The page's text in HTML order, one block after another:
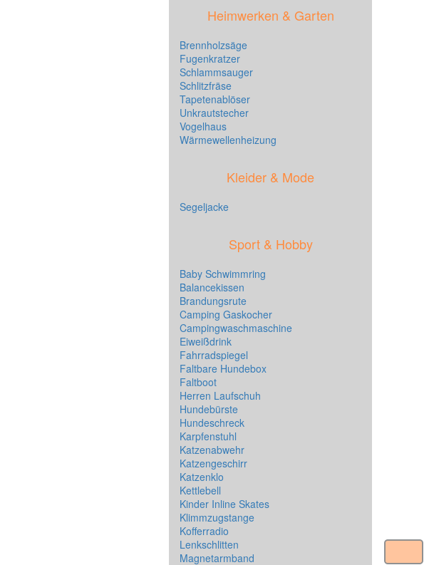
Heimwerken & Garten
Brennholzsäge
Fugenkratzer
Schlammsauger
Schlitzfräse
Tapetenablöser
Unkrautstecher
Vogelhaus
Wärmewellenheizung
Kleider & Mode
Segeljacke
Sport & Hobby
Baby Schwimmring
Balancekissen
Brandungsrute
Camping Gaskocher
Campingwaschmaschine
Eiweißdrink
Fahrradspiegel
Faltbare Hundebox
Faltboot
Herren Laufschuh
Hundebürste
Hundeschreck
Karpfenstuhl
Katzenabwehr
Katzengeschirr
Katzenklo
Kettlebell
Kinder Inline Skates
Klimmzugstange
Kofferradio
Lenkschlitten
Magnetarmband